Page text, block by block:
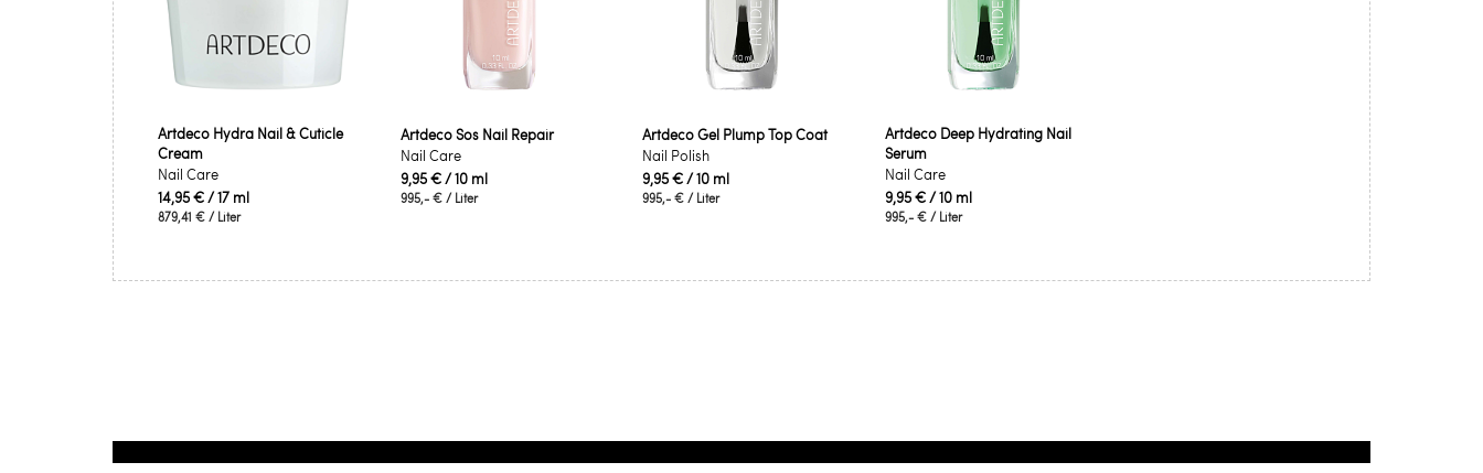
Artdeco Hydra Nail & Cuticle
Cream
Nail Care
14,95 €/ 17 ml
879,41 € / Liter
Artdeco Sos Nail Repair
Nail Care
9,95 €/ 10 ml
995,- €/ Liter
Artdeco Gel Plump Top Coat
Nail Polish
9,95 €/ 10 ml
995,- € / Liter
Artdeco Deep Hydrating Nail
Serum
Nail Care
9,95 €/ 10 ml
995,- €/ Liter